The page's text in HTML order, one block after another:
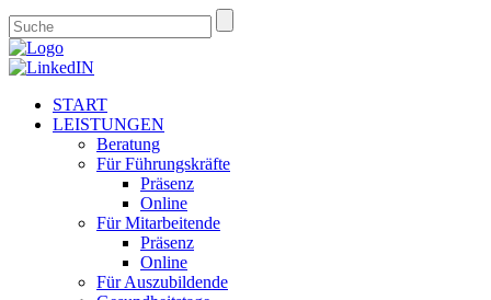
START
LEISTUNGEN
Beratung
Für Führungskräfte
Präsenz
Online
Für Mitarbeitende
Präsenz
Online
Für Auszubildende